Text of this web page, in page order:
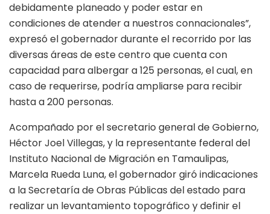
debidamente planeado y poder estar en
condiciones de atender a nuestros connacionales”,
expresó el gobernador durante el recorrido por las
diversas áreas de este centro que cuenta con
capacidad para albergar a 125 personas, el cual, en
caso de requerirse, podría ampliarse para recibir
hasta a 200 personas.
Acompañado por el secretario general de Gobierno,
Héctor Joel Villegas, y la representante federal del
Instituto Nacional de Migración en Tamaulipas,
Marcela Rueda Luna, el gobernador giró indicaciones
a la Secretaría de Obras Públicas del estado para
realizar un levantamiento topográfico y definir el